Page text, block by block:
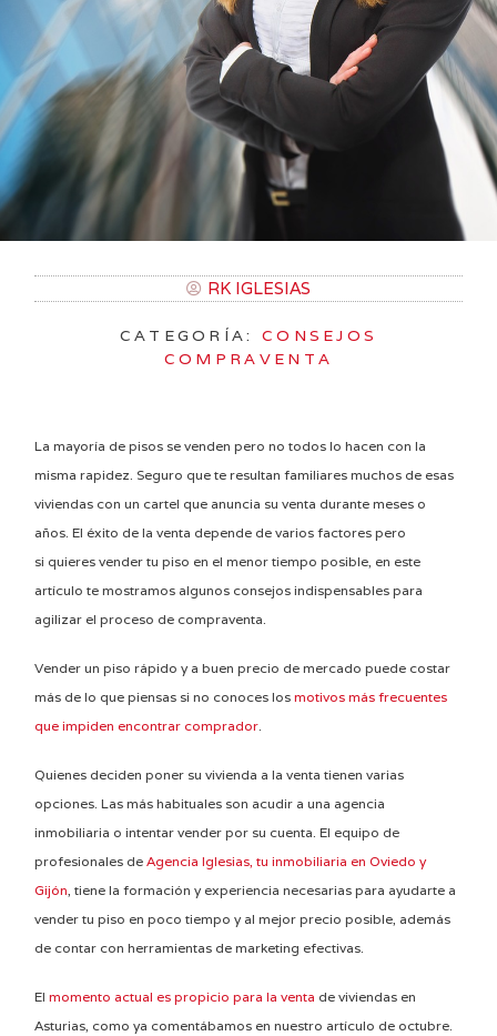
RK IGLESIAS
CATEGORÍA: CONSEJOS
COMPRAVENTA
La mayoría de pisos se venden pero no todos lo hacen con la
misma rapidez. Seguro que te resultan familiares muchos de esas
viviendas con un cartel que anuncia su venta durante meses o
años. El éxito de la venta depende de varios factores pero
si quieres vender tu piso en el menor tiempo posible, en este
artículo te mostramos algunos consejos indispensables para
agilizar el proceso de compraventa.
Vender un piso rápido y a buen precio de mercado puede costar
más de lo que piensas si no conoces los motivos más frecuentes
que impiden encontrar comprador.
Quienes deciden poner su vivienda a la venta tienen varias
opciones. Las más habituales son acudir a una agencia
inmobiliaria o intentar vender por su cuenta. El equipo de
profesionales de Agencia Iglesias, tu inmobiliaria en Oviedo y
Gijón, tiene la formación y experiencia necesarias para ayudarte a
vender tu piso en poco tiempo y al mejor precio posible, además
de contar con herramientas de marketing efectivas.
El momento actual es propicio para la venta de viviendas en
Asturias, como ya comentábamos en nuestro artículo de octubre.